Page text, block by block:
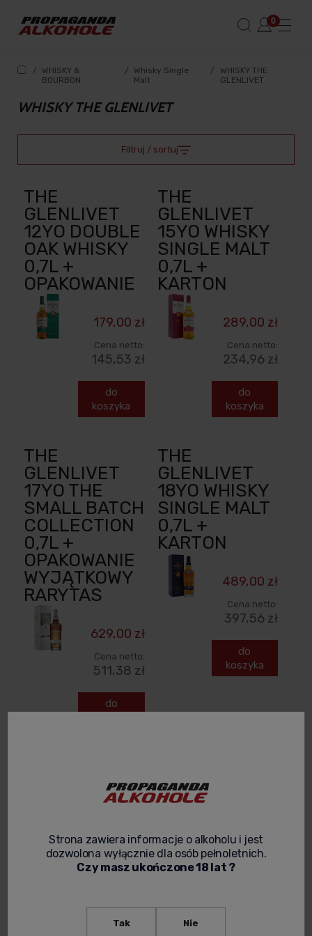
/
WHISKY &
BOURBON
/
Whisky Single
Malt
/
WHISKY THE
GLENLIVET
WHISKY THE GLENLIVET
Filtruj / sortuj
THE
GLENLIVET
12YO DOUBLE
OAK WHISKY
0,7L +
OPAKOWANIE
179,00 zł
Cena netto:
145,53 zł
do
koszyka
THE
GLENLIVET
15YO WHISKY
SINGLE MALT
0,7L +
KARTON
289,00 zł
Cena netto:
234,96 zł
do
koszyka
THE
GLENLIVET
17YO THE
SMALL BATCH
COLLECTION
0,7L +
OPAKOWANIE
WYJĄTKOWY
RARYTAS
629,00 zł
Cena netto:
511,38 zł
do
THE
GLENLIVET
18YO WHISKY
SINGLE MALT
0,7L +
KARTON
489,00 zł
Cena netto:
397,56 zł
do
koszyka
GLENLIVET
20YO THE
COLLECTION
0,7L +
OPAKOWANIE
KAŻDEJ
GLENLIVET
CARIBBEAN
WHISKY 0,7L +
KARTON
Strona zawiera informacje o alkoholu i jest
dozwolona wyłącznie dla osób pełnoletnich.
Czy masz ukończone 18 lat ?
Tak Nie